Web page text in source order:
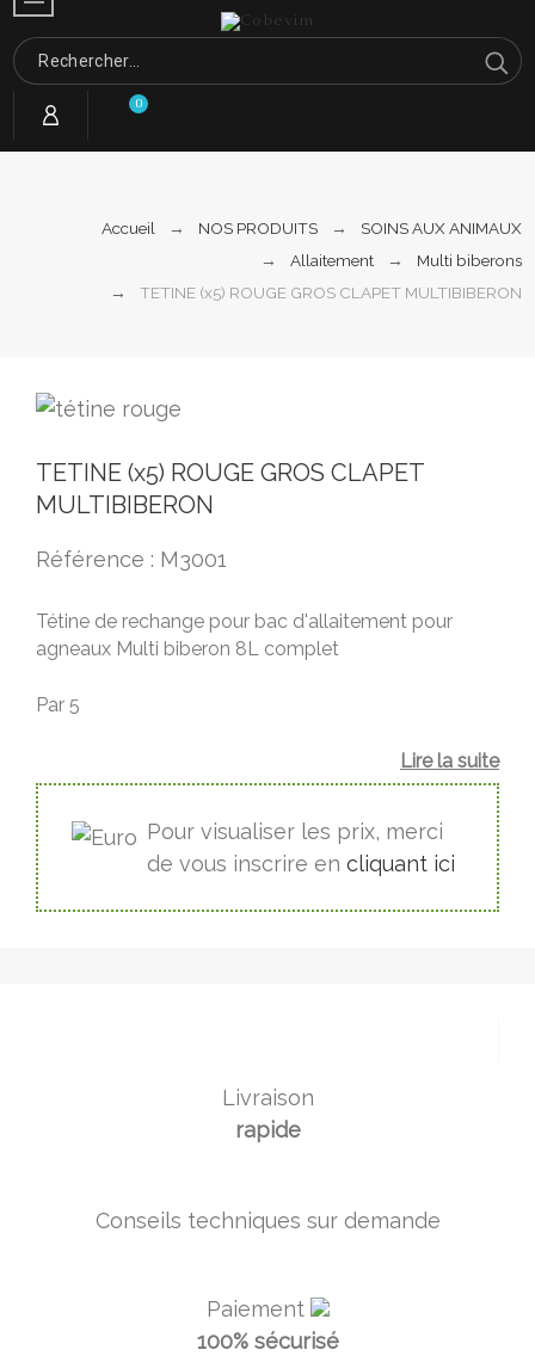
0
Accueil NOS PRODUITS
SOINS AUX ANIMAUX
Allaitement
Multi biberons
TETINE (x5) ROUGE GROS CLAPET MULTIBIBERON
TETINE (x5) ROUGE GROS CLAPET
MULTIBIBERON
Référence : M3001
Tétine de rechange pour bac d'allaitement pour
agneaux Multi biberon 8L complet
Par 5
Lire la suite
Pour visualiser les prix, merci
de vous inscrire en cliquant ici
Livraison
rapide
Conseils techniques sur demande
Paiement
100% sécurisé